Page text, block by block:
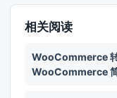
相关阅读
WooCommerce
WooCommerce